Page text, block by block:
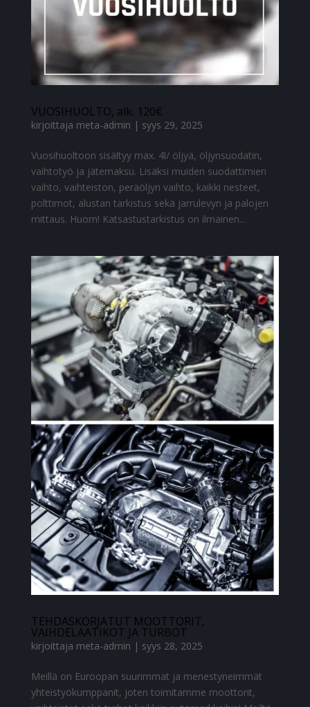
VUOSIHUOLTO, alk. 120€
kirjoittaja meta-admin | syys 29, 2025
Vuosihuoltoon sisältyy max. 4l/ öljyä, öljynsuodatin,
vaihtotyö ja jätemaksu. Lisäksi muiden suodattimien
vaihto, vaihteiston, peräöljyn vaihto, kaikki nesteet,
polttimot, alustan tarkistus sekä jarrulevyn ja palojen
mittaus. Huom! Katsastustarkistus on ilmainen...
TEHDASKORJATUT MOOTTORIT,
VAIHDELAATIKOT JA TURBOT
kirjoittaja meta-admin | syys 28, 2025
Meillä on Euroopan suurimmat ja menestyneimmät
yhteistyökumppanit, joten toimitamme moottorit,